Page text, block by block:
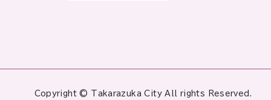
Copyright © Takarazuka City All rights Reserved.